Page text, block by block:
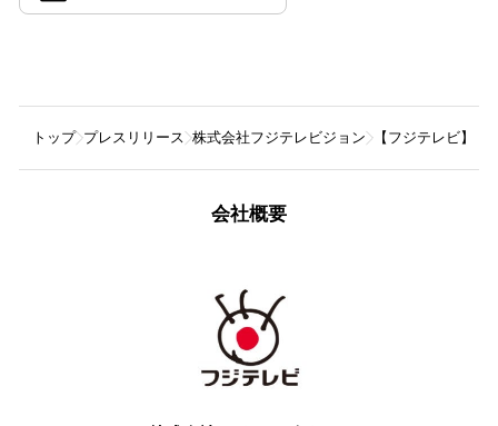
トップ プレスリリース 株式会社フジテレビジョン 【フジテレビ】
会社概要